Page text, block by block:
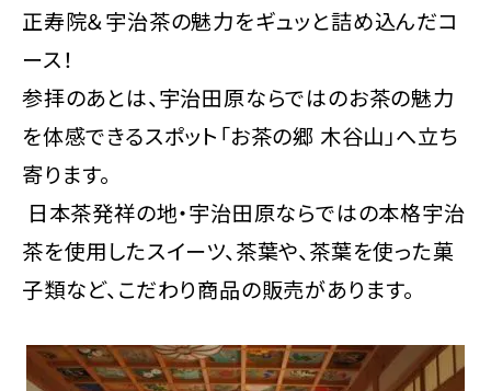
正寿院＆宇治茶の魅力をギュッと詰め込んだコ
ース！
参拝のあとは、宇治田原ならではのお茶の魅力
を体感できるスポット「お茶の郷 木谷山」へ立ち
寄ります。
日本茶発祥の地・宇治田原ならではの本格宇治
茶を使用したスイーツ、茶葉や、茶葉を使った菓
子類など、こだわり商品の販売があります。